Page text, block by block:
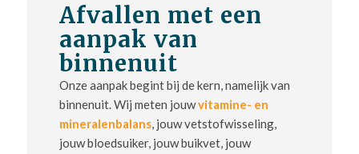
Afvallen met een
aanpak van
binnenuit
Onze aanpak begint bij de kern, namelijk van
binnenuit. Wij meten jouwvitamine- en
mineralenbalans, jouw vetstofwisseling,
jouw bloedsuiker, jouw buikvet, jouw